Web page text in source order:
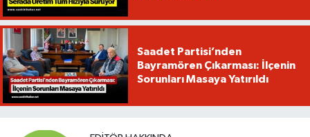
Saadet Partisi’nden
Bayramören Çıkarması: İlçenin
Sorunları Masaya Yatırıldı